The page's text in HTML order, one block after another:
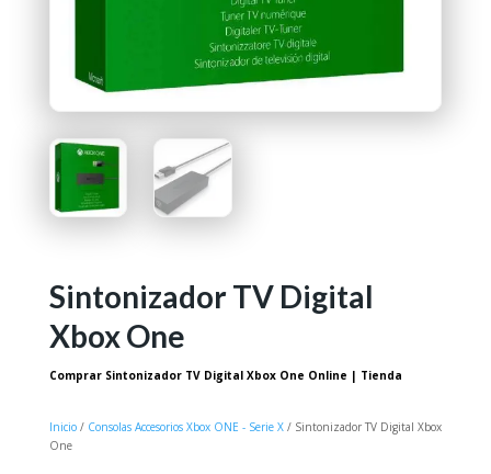
Sintonizador TV Digital
Xbox One
Comprar Sintonizador TV Digital Xbox One Online | Tienda
Inicio/ Consolas Accesorios Xbox ONE - Serie X/ Sintonizador TV Digital Xbox
One